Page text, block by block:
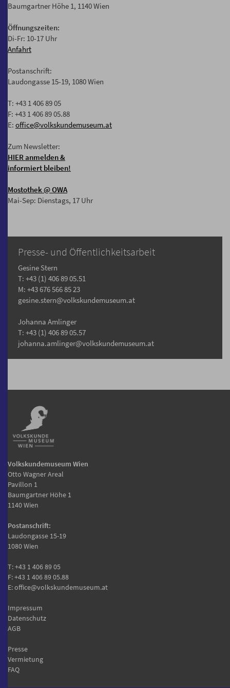
Baumgartner Höhe 1, 1140 Wien
Öffnungszeiten:
Di-Fr: 10-17 Uhr
Anfahrt
Postanschrift:
Laudongasse 15-19, 1080 Wien
T: +43 1 406 89 05
F: +43 1 406 89 05.88
E: office@volkskundemuseum.at
Zum Newsletter:
HIER anmelden &
informiert bleiben!
Mostothek@ OWA
Mai-Sep: Dienstags, 17 Uhr
Presse- und Öffentlichkeitsarbeit
Gesine Stern
T: +43 (1) 406 89 05.51
M: +43 676 566 85 23
gesine.stern@volkskundemuseum.at
Johanna Amlinger
T: +43 (1) 406 89 05.57
johanna.amlinger@volkskundemuseum.at
Volkskundemuseum Wien
Otto Wagner Areal
Pavillon 1
Baumgartner Höhe 1
1140 Wien
Postanschrift:
Laudongasse 15-19
1080 Wien
T:+43 1 406 89 05
F: +43 1 406 89 05.88
E:office@volkskundemuseum.at
Impressum
Datenschutz
AGB
Presse
Vermietung
FAQ